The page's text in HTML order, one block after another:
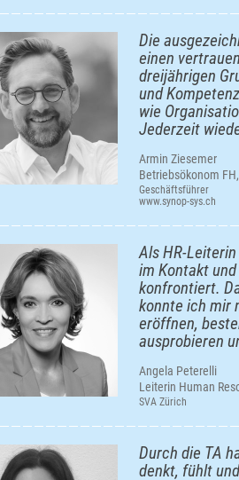
Die
einen
dreijährigen
und
wie
Jederzeit
Armin Ziesemer
Betriebsökonom
Geschäftsführer
www.synop-sys.ch
Als HR-
im Kontakt
konfrontiert.
konnte ich mir
eröffnen,
ausprobieren
Angela Peterelli
Leiterin Human
SVA Zürich
Durch die TA
denkt, fühlt